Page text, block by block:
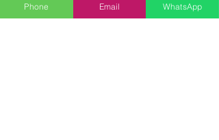
Phone Email WhatsApp